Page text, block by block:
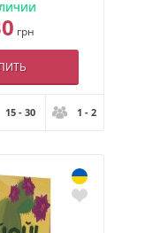
грн
15 - 30 1 - 2